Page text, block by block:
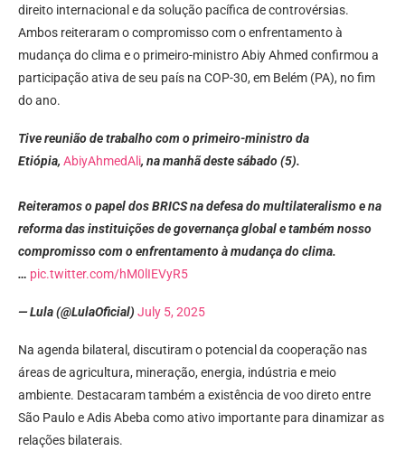
direito internacional e da solução pacífica de controvérsias.
Ambos reiteraram o compromisso com o enfrentamento à
mudança do clima e o primeiro-ministro Abiy Ahmed confirmou a
participação ativa de seu país na COP-30, em Belém (PA), no fim
do ano.
Tive reunião de trabalho com o primeiro-ministro da
Etiópia, AbiyAhmedAli, na manhã deste sábado (5).
Reiteramos o papel dos BRICS na defesa do multilateralismo e na
reforma das instituições de governança global e também nosso
compromisso com o enfrentamento à mudança do clima.
… pic.twitter.com/hM0lIEVyR5
— Lula (@LulaOficial) July 5, 2025
Na agenda bilateral, discutiram o potencial da cooperação nas
áreas de agricultura, mineração, energia, indústria e meio
ambiente. Destacaram também a existência de voo direto entre
São Paulo e Adis Abeba como ativo importante para dinamizar as
relações bilaterais.